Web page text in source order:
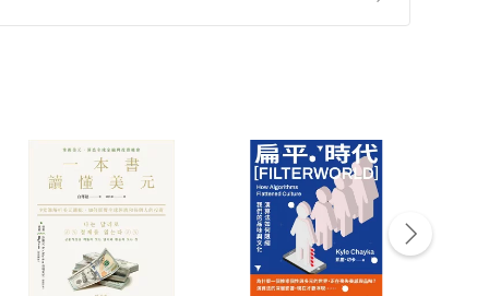
第2條第5款之規定，「非以有形媒介提供之數位
點選「瀏覽訂單明細」 「申請取消訂單/退
貨。
付款方式
Payment
完成訂單
Complete